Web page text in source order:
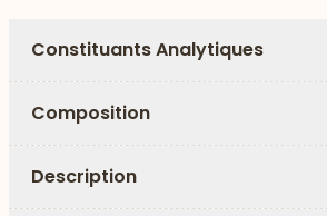
Constituants Analytiques
Composition
Description